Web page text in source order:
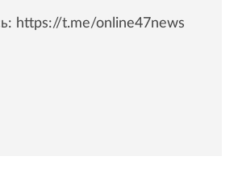
https://t.me/online47news